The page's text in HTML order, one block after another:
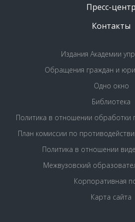
Пресс-центр
Контакты
Издания Академии
Обращения граждан и
Одно окно
Библиотека
Политика в отношении обработки
План комиссии по
Политика в отношении
Межвузовский
Корпоративная
Карта сайта